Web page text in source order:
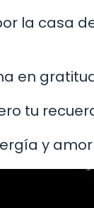
la casa
en
tu
y